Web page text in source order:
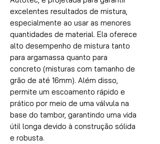
excelentes resultados de mistura,
especialmente ao usar as menores
quantidades de material. Ela oferece
alto desempenho de mistura tanto
para argamassa quanto para
concreto (misturas com tamanho de
grão de até 16mm). Além disso,
permite um escoamento rápido e
prático por meio de uma válvula na
base do tambor, garantindo uma vida
útil longa devido à construção sólida
e robusta.